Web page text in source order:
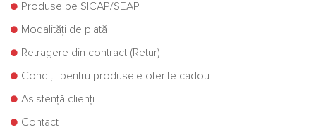
Produse pe SICAP/SEAP
Modalități de plată
Retragere din contract (Retur)
Condiții pentru produsele oferite cadou
Asistență clienți
Contact